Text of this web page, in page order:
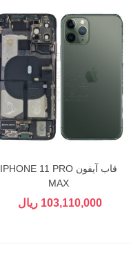
قاب آیفون IPHONE 11 PRO
MAX
103,110,000 ریال